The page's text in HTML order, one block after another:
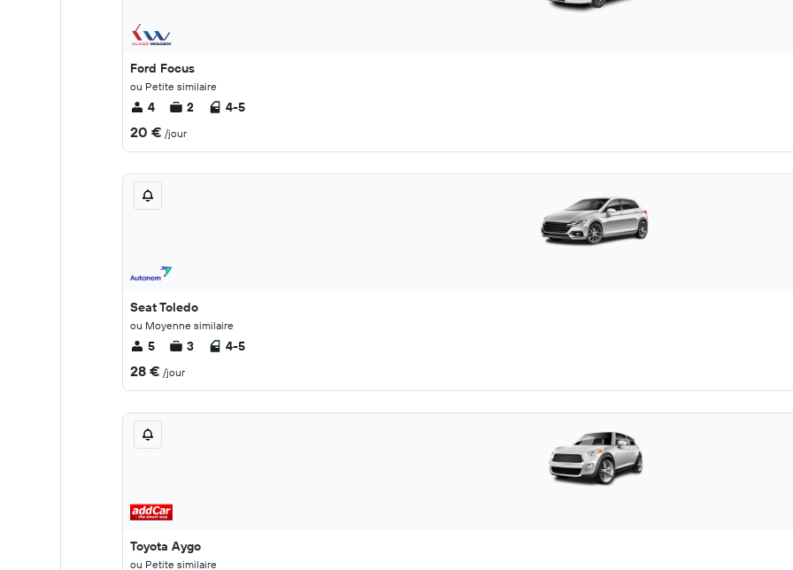
Ford Focus
ou Petite similaire
4 2 4-5
20 € /jour
Seat Toledo
ou Moyenne similaire
5 3 4-5
28 € /jour
Toyota Aygo
ou Petite similaire